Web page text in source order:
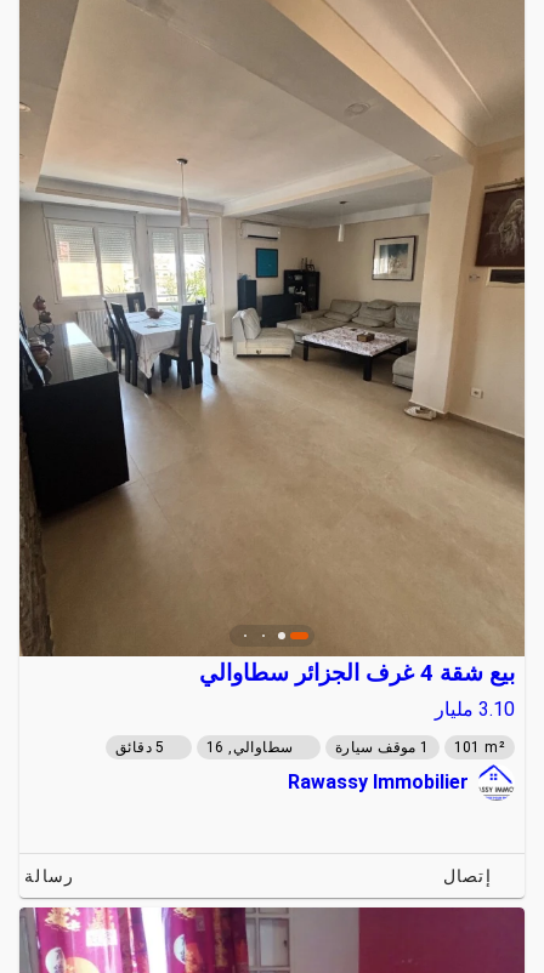
بيع شقة 4 غرف الجزائر سطاوالي
3.10 مليار
101 m² 1 موقف سيارة سطاوالي, 16 5 دقائق
Rawassy Immobilier
إتصال رسالة